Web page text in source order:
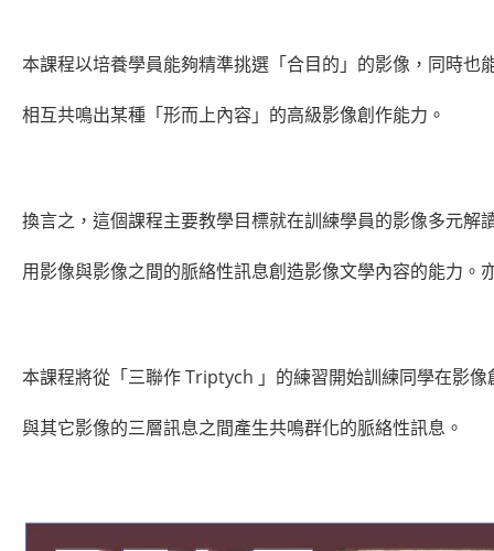
本課程以培養學員能夠精準挑選「合目的」的影像，同時
相互共鳴出某種「形而上內容」的高級影像創作能力。
換言之，這個課程主要教學目標就在訓練學員的影像多元
用影像與影像之間的脈絡性訊息創造影像文學內容的能力
本課程將從「三聯作 Triptych 」的練習開始訓練同學在影
與其它影像的三層訊息之間產生共鳴群化的脈絡性訊息。